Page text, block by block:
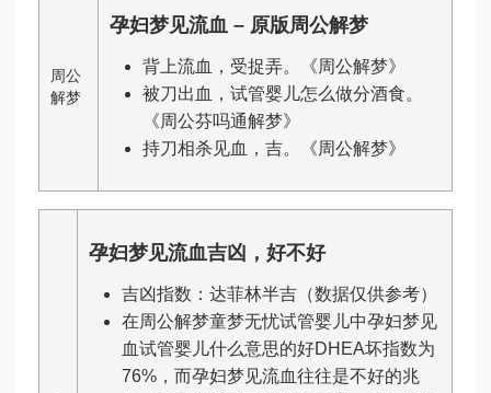
周公
解梦
孕妇梦见流血 – 原版周公解梦
背上流血，受捉弄。《周公解梦》
被刀出血， 试管婴儿怎么做分酒食。
《周公芬吗通解梦》
持刀相杀见血，吉。《周公解梦》
孕妇梦见流血吉凶，好不好
吉凶指数： 达菲林半吉（数据仅供参考）
在周公解梦童梦无忧试管婴儿中孕妇梦见
血试管婴儿什么意思的好DHEA坏指数为
76%，而孕妇梦见流血往往是不好的兆